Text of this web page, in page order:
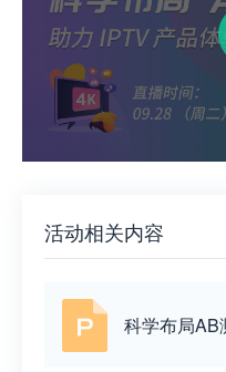
活动相关内容
科学布局AB测试-